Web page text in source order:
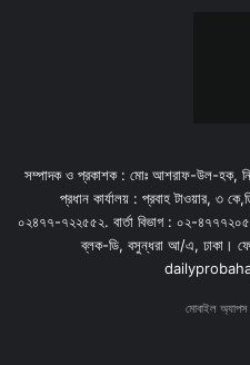
সম্পাদক ও প্রকাশক : মোঃ আশরাফ-উল-হক,
প্রধান কার্যালয় : প্রবাহ টাওয়ার, ৩
০২৪৭৭-৭২২৫৫২. বার্তা বিভাগ : ০২-
ব্লক-ডি, বসুন্ধরা আ/এ, ঢাকা।
মোবাইল